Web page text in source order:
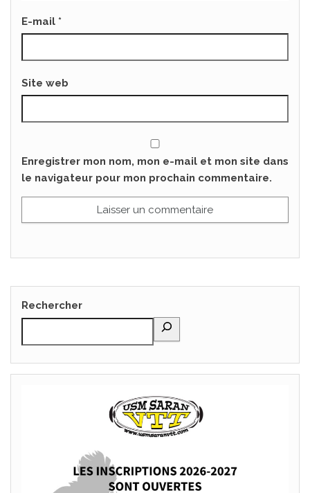
E-mail *
Site web
Enregistrer mon nom, mon e-mail et mon site dans
le navigateur pour mon prochain commentaire.
Rechercher